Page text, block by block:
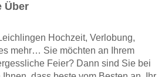
Über
Hochzeit, Verlobung,
mehr… Sie möchten an Ihrem
Feier? Dann sind Sie bei